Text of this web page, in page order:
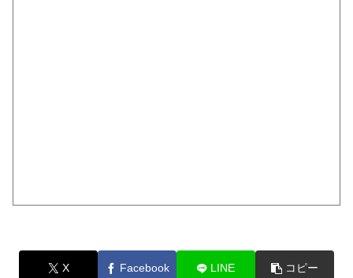
X Facebook LINE コピー